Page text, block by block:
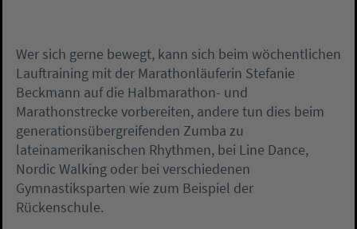
Wer sich gerne bewegt, kann sich beim wöchentlichen
Lauftraining mit der Marathonläuferin Stefanie
Beckmann auf die Halbmarathon- und
Marathonstrecke vorbereiten, andere tun dies beim
generationsübergreifenden Zumba zu
lateinamerikanischen Rhythmen, bei Line Dance,
Nordic Walking oder bei verschiedenen
Gymnastiksparten wie zum Beispiel der
Rückenschule.